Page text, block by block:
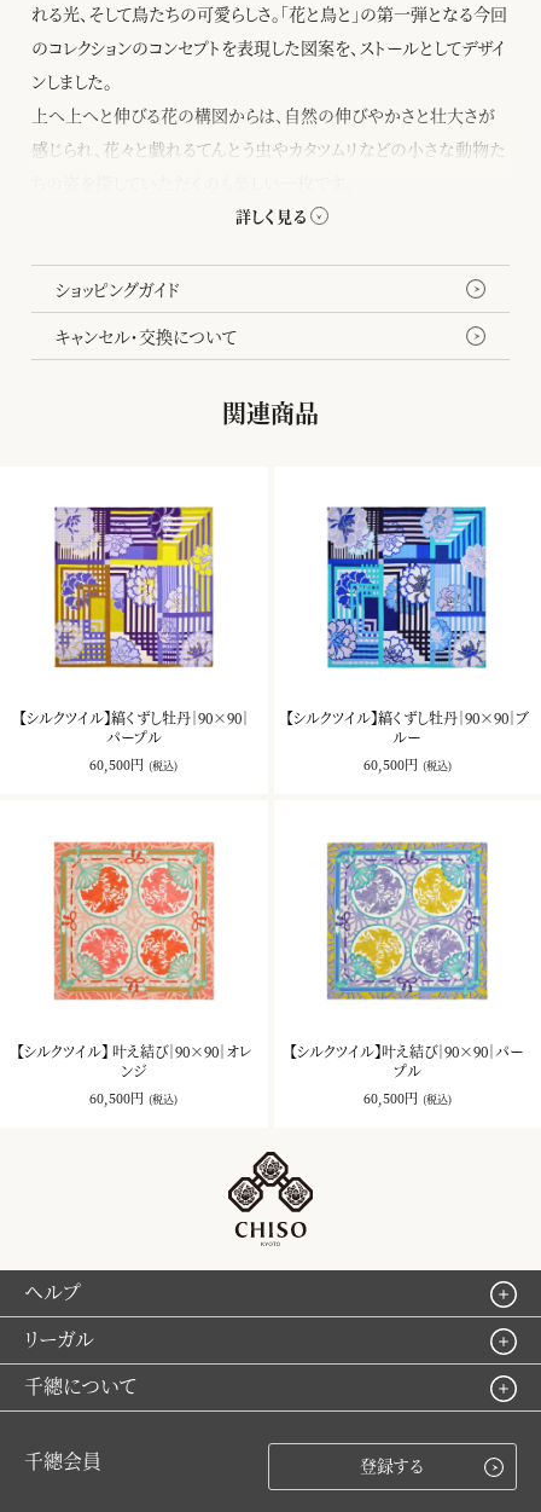
れる光、そして鳥たちの可愛らしさ。「花と鳥と」の第一弾となる今回
のコレクションのコンセプトを表現した図案を、ストールとしてデザイ
ンしました。
上へ上へと伸びる花の構図からは、自然の伸びやかさと壮大さが
感じられ、花々と戯れるてんとう虫やカタツムリなどの小さな動物た
薄く肌触りのよいローンシフォンは首に巻いてもコンパクトにまとま
で一枚の絵画を身に纏うような豪華なストールです。
千總が明治24年に刊行した今尾景年の「景年花鳥画譜」。自然の
います。景年が映し取ろうとした自然への思いが「花と鳥と」のコレ
ショッピングガイド
キャンセル・交換について
関連商品
【シルクツイル】縞くずし牡丹｜90×90｜
パープル
60,500円 (税込)
【シルクツイル】縞くずし牡丹｜90×90｜ブ
ルー
60,500円 (税込)
【シルクツイル】 叶え結び｜90×90｜オレ
ンジ
60,500円 (税込)
【シルクツイル】叶え結び｜90×90｜パー
プル
60,500円 (税込)
ヘルプ
リーガル
千總について
千總会員 登録する